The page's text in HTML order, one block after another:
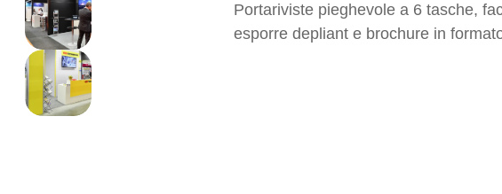
Portariviste pieghevole a 6 tasche,
esporre depliant e brochure in